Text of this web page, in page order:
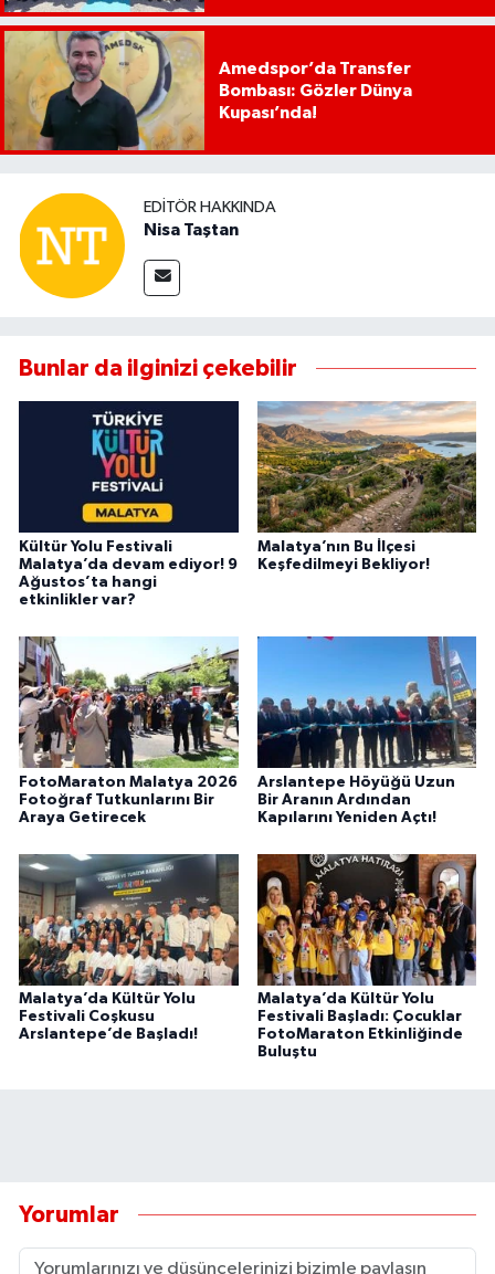
Amedspor’da Transfer
Bombası: Gözler Dünya
Kupası’nda!
EDITÖR HAKKINDA
Nisa Taştan
Bunlar da ilginizi çekebilir
Kültür Yolu Festivali
Malatya’da devam ediyor! 9
Ağustos’ta hangi
etkinlikler var?
Malatya’nın Bu İlçesi
Keşfedilmeyi Bekliyor!
FotoMaraton Malatya 2026
Fotoğraf Tutkunlarını Bir
Araya Getirecek
Arslantepe Höyüğü Uzun
Bir Aranın Ardından
Kapılarını Yeniden Açtı!
Malatya’da Kültür Yolu
Festivali Coşkusu
Arslantepe’de Başladı!
Malatya’da Kültür Yolu
Festivali Başladı: Çocuklar
FotoMaraton Etkinliğinde
Buluştu
Yorumlar